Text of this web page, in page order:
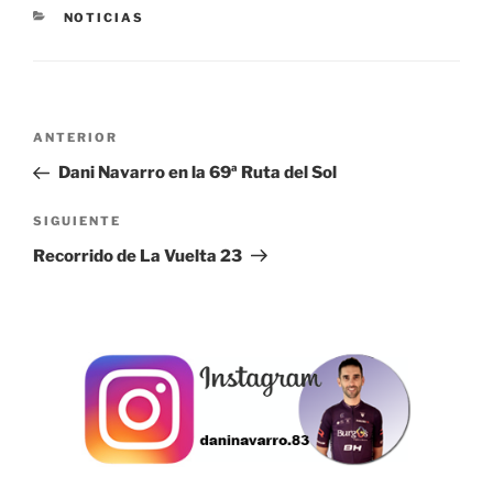
CATEGORÍAS
NOTICIAS
Navegación
entradas
Entrada
anterior:
ANTERIOR
Dani Navarro en la 69ª Ruta del Sol
Siguiente
entrada
SIGUIENTE
Recorrido de La Vuelta 23